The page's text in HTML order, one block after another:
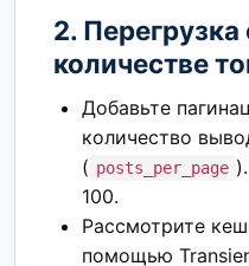
2.
количестве
Добавьте
количество
( posts_per_page
100.
Рассмотрите
помощью